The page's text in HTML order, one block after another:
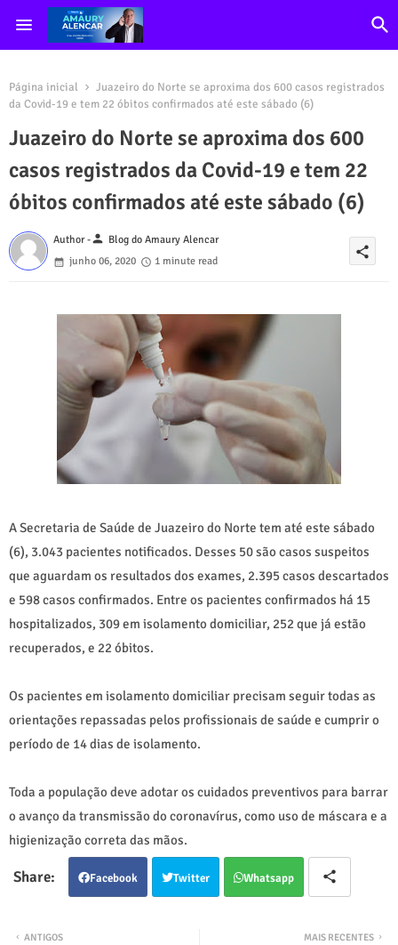
Página inicial
Juazeiro do Norte se aproxima dos 600 casos registrados
da Covid-19 e tem 22 óbitos confirmados até este sábado (6)
Juazeiro do Norte se aproxima dos 600
casos registrados da Covid-19 e tem 22
óbitos confirmados até este sábado (6)
Author -person Blog do Amaury Alencar
junho 06, 2020
1 minute read
share
A Secretaria de Saúde de Juazeiro do Norte tem até este sábado
(6), 3.043 pacientes notificados. Desses 50 são casos suspeitos
que aguardam os resultados dos exames, 2.395 casos descartados
e 598 casos confirmados. Entre os pacientes confirmados há 15
hospitalizados, 309 em isolamento domiciliar, 252 que já estão
recuperados, e 22 óbitos.
Os pacientes em isolamento domiciliar precisam seguir todas as
orientações repassadas pelos profissionais de saúde e cumprir o
período de 14 dias de isolamento.
Toda a população deve adotar os cuidados preventivos para barrar
o avanço da transmissão do coronavírus, como uso de máscara e a
higienização correta das mãos.
Facebook Twitter Whatsapp
MAIS RECENTES
ANTIGOS